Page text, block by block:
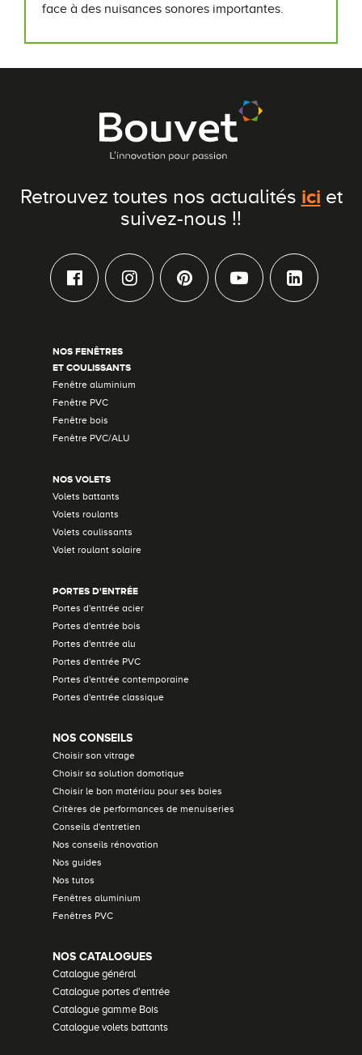
face à des nuisances sonores importantes.
Retrouvez toutes nos actualités ici et
suivez-nous !!
NOS FENÊTRES
ET COULISSANTS
Fenêtre aluminium
Fenêtre PVC
Fenêtre bois
Fenêtre PVC/ALU
NOS VOLETS
Volets battants
Volets roulants
Volets coulissants
Volet roulant solaire
PORTES D'ENTRÉE
Portes d'entrée acier
Portes d'entrée bois
Portes d'entrée alu
Portes d'entrée PVC
Portes d'entrée contemporaine
Portes d'entrée classique
NOS CONSEILS
Choisir son vitrage
Choisir sa solution domotique
Choisir le bon matériau pour ses baies
Critères de performances de menuiseries
Conseils d'entretien
Nos conseils rénovation
Nos guides
Nos tutos
Fenêtres aluminium
Fenêtres PVC
NOS CATALOGUES
Catalogue général
Catalogue portes d'entrée
Catalogue gamme Bois
Catalogue volets battants